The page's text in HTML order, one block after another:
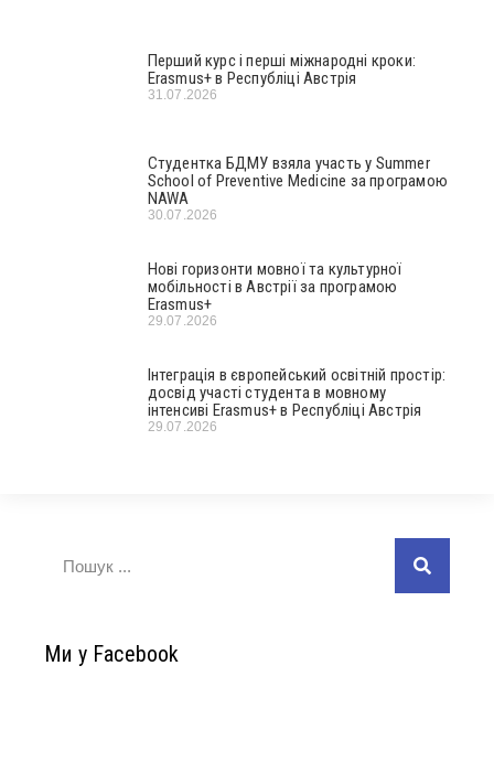
Перший курс і перші міжнародні кроки:
Erasmus+ в Республіці Австрія
31.07.2026
Студентка БДМУ взяла участь у Summer
School of Preventive Medicine за програмою
NAWA
30.07.2026
Нові горизонти мовної та культурної
мобільності в Австрії за програмою
Erasmus+
29.07.2026
Інтеграція в європейський освітній простір:
досвід участі студента в мовному
інтенсиві Erasmus+ в Республіці Австрія
29.07.2026
Ми у Facebook